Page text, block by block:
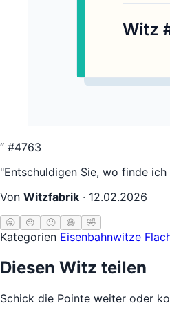
“ #4763
"Entschuldigen Sie, wo finde
Von Witzfabrik · 12.02.2026
🥱 😐 🙂 😄 🤣
Kategorien Eisenbahnwitze
Diesen Witz teilen
Schick die Pointe weiter oder